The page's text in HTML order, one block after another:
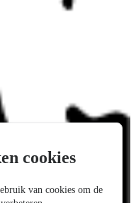
cookies
van cookies om de